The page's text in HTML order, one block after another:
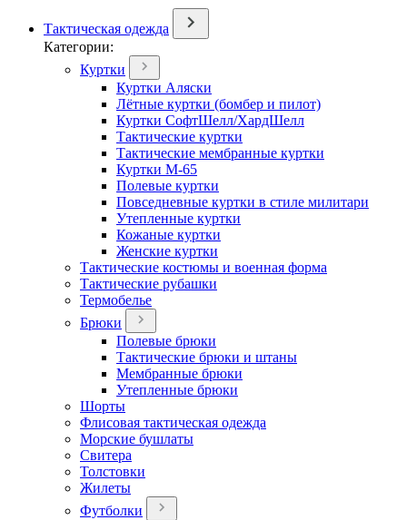
Тактическая одежда
Категории:
Куртки
Куртки Аляски
Лётные куртки (бомбер и пилот)
Куртки СофтШелл/ХардШелл
Тактические куртки
Тактические мембранные куртки
Куртки М-65
Полевые куртки
Повседневные куртки в стиле милитари
Утепленные куртки
Кожаные куртки
Женские куртки
Тактические костюмы и военная форма
Тактические рубашки
Термобелье
Брюки
Полевые брюки
Тактические брюки и штаны
Мембранные брюки
Утепленные брюки
Шорты
Флисовая тактическая одежда
Морские бушлаты
Свитера
Толстовки
Жилеты
Футболки